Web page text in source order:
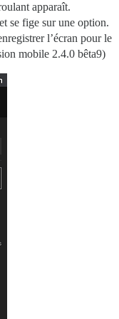
apparaît.
se fige sur une option.
l’écran pour le
mobile 2.4.0 bêta9)